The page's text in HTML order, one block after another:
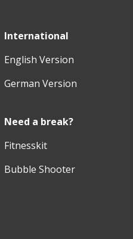
International
English Version
German Version
Need a break?
Fitnesskit
Bubble Shooter